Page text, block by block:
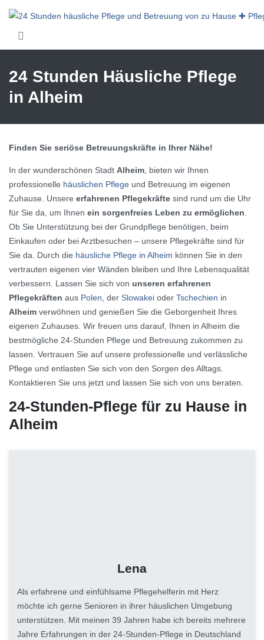
24 Stunden Häusliche Pflege
in Alheim
Finden Sie seriöse Betreuungskräfte in Ihrer Nähe!
In der wunderschönen Stadt Alheim, bieten wir Ihnen
professionelle häuslichen Pflege und Betreuung im eigenen
Zuhause. Unsere erfahrenen Pflegekräfte sind rund um die Uhr
für Sie da, um Ihnen ein sorgenfreies Leben zu ermöglichen.
Ob Sie Unterstützung bei der Grundpflege benötigen, beim
Einkaufen oder bei Arztbesuchen – unsere Pflegekräfte sind für
Sie da. Durch die häusliche Pflege in Alheim können Sie in den
vertrauten eigenen vier Wänden bleiben und Ihre Lebensqualität
verbessern. Lassen Sie sich von unseren erfahrenen
Pflegekräften aus Polen, der Slowakei oder Tschechien in
Alheim verwöhnen und genießen Sie die Geborgenheit Ihres
eigenen Zuhauses. Wir freuen uns darauf, Ihnen in Alheim die
bestmögliche 24-Stunden Pflege und Betreuung zukommen zu
lassen. Vertrauen Sie auf unsere professionelle und verlässliche
Pflege und entlasten Sie sich von den Sorgen des Alltags.
Kontaktieren Sie uns jetzt und lassen Sie sich von uns beraten.
24-Stunden-Pflege für zu Hause in
Alheim
Lena
Als erfahrene und einfühlsame Pflegehelferin mit Herz
möchte ich gerne Senioren in ihrer häuslichen Umgebung
unterstützen. Mit meinen 39 Jahren habe ich bereits mehrere
Jahre Erfahrungen in der 24-Stunden-Pflege in Deutschland